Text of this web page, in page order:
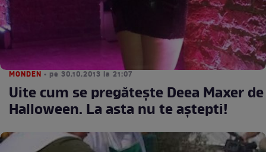
MONDEN • pe 30.10.2013 la 21:07
Uite cum se pregăteşte Deea Maxer de
Halloween. La asta nu te aştepti!